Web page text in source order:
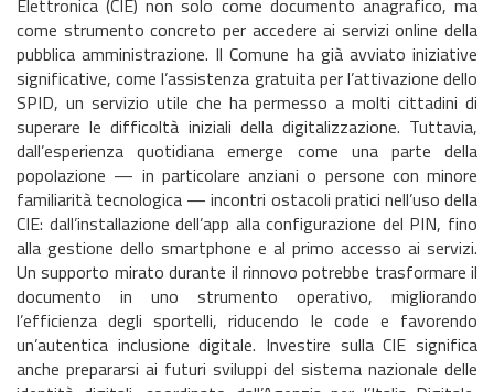
come strumento concreto per accedere ai servizi online della
pubblica amministrazione. Il Comune ha già avviato iniziative
significative, come l’assistenza gratuita per l’attivazione dello
SPID, un servizio utile che ha permesso a molti cittadini di
superare le difficoltà iniziali della digitalizzazione. Tuttavia,
dall’esperienza quotidiana emerge come una parte della
popolazione — in particolare anziani o persone con minore
familiarità tecnologica — incontri ostacoli pratici nell’uso della
CIE: dall’installazione dell’app alla configurazione del PIN, fino
alla gestione dello smartphone e al primo accesso ai servizi.
Un supporto mirato durante il rinnovo potrebbe trasformare il
documento in uno strumento operativo, migliorando
l’efficienza degli sportelli, riducendo le code e favorendo
un’autentica inclusione digitale. Investire sulla CIE significa
anche prepararsi ai futuri sviluppi del sistema nazionale delle